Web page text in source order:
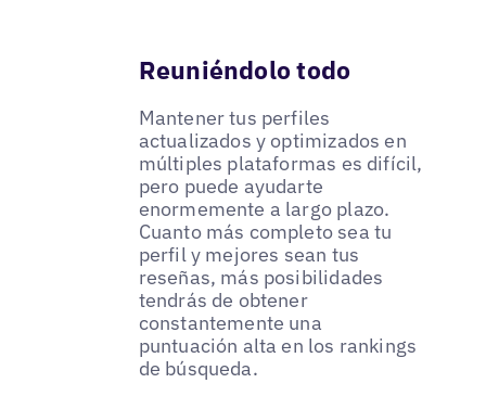
Reuniéndolo todo
Mantener tus perfiles
actualizados y optimizados en
múltiples plataformas es difícil,
pero puede ayudarte
enormemente a largo plazo.
Cuanto más completo sea tu
perfil y mejores sean tus
reseñas, más posibilidades
tendrás de obtener
constantemente una
puntuación alta en los rankings
de búsqueda.